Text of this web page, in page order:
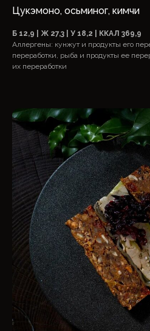
Цукэмоно, осьминог, кимчи
Б 12,9 | Ж 27,3 | У 18,2 | ККАЛ 369,9
Аллергены: кунжут и продукты его
переработки, рыба и продукты ее
их переработки